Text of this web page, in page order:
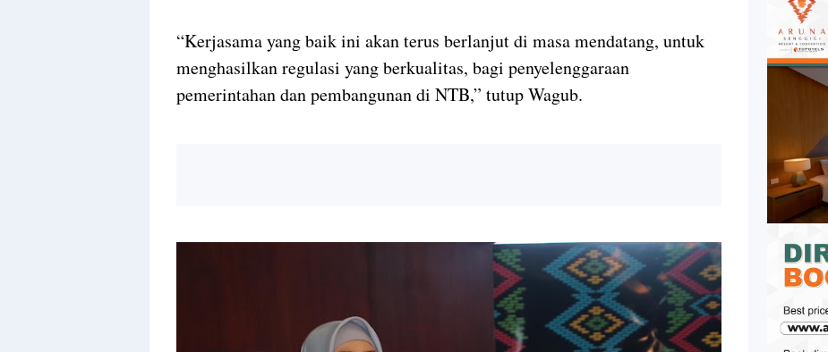
“Kerjasama yang baik ini akan terus berlanjut di masa mendatang, untuk
menghasilkan regulasi yang berkualitas, bagi penyelenggaraan
pemerintahan dan pembangunan di NTB,” tutup Wagub.